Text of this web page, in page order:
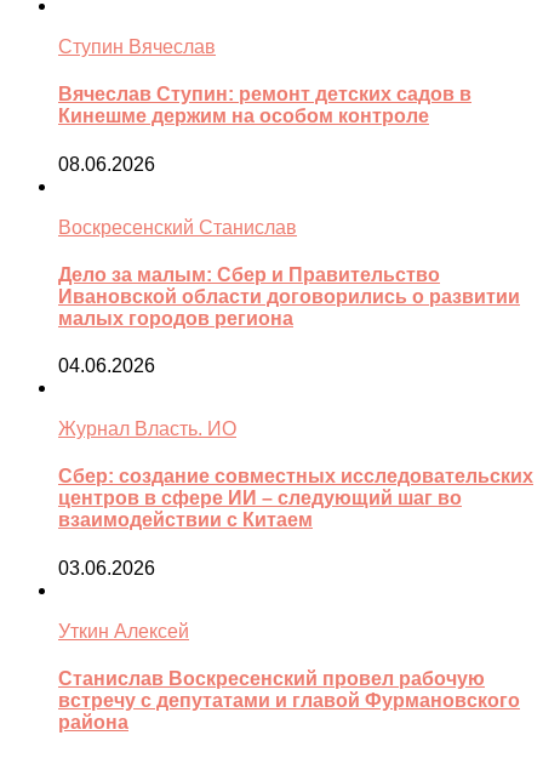
Ступин Вячеслав
Вячеслав Ступин: ремонт детских садов в
Кинешме держим на особом контроле
08.06.2026
Воскресенский Станислав
Дело за малым: Сбер и Правительство
Ивановской области договорились о развитии
малых городов региона
04.06.2026
Журнал Власть. ИО
Сбер: создание совместных исследовательских
центров в сфере ИИ – следующий шаг во
взаимодействии с Китаем
03.06.2026
Уткин Алексей
Станислав Воскресенский провел рабочую
встречу с депутатами и главой Фурмановского
района